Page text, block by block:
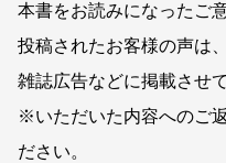
本書をお読みになったご
投稿されたお客様の声は
雑誌広告などに掲載させ
※いただいた内容へのご
ださい。